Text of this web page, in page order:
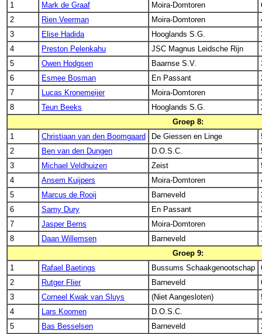
1
Mark de Graaf Moira-Domtoren
2
Rien Veerman Moira-Domtoren
3
Elise Hadida Hooglands S.G.
4
Preston Pelenkahu JSC Magnus Leidsche Rijn
5
Owen Hodgsen Baarnse S.V.
6
Esmee Bosman En Passant
7
Lucas Kronemeijer Moira-Domtoren
8
Teun Beeks Hooglands S.G.
Groep 8:
1
Christiaan van den Boomgaard De Giessen en Linge
2
Ben van den Dungen D.O.S.C.
3
Michael Veldhuizen Zeist
4
Ansem Kuijpers Moira-Domtoren
5
Marcus de Rooij Barneveld
6
Samy Dury En Passant
7
Jasper Berns Moira-Domtoren
8
Daan Willemsen Barneveld
Groep 9:
1
Rafael Baetings Bussums Schaakgenootschap
2
Rutger Flier Barneveld
3
Corneel Kwak van Sluys (Niet Aangesloten)
4
Lars Koomen D.O.S.C.
5
Bas Besselsen Barneveld